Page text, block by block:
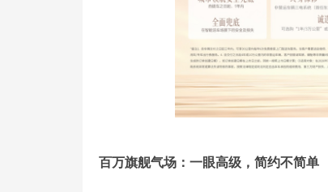
百万旗舰气场：一眼高级，简约不简单